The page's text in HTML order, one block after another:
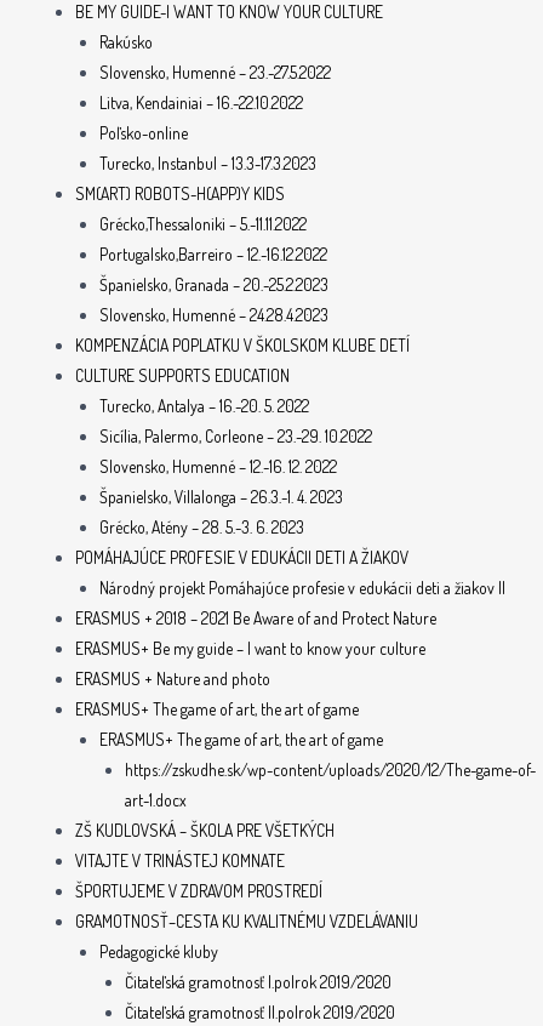
BE MY GUIDE-I WANT TO KNOW YOUR CULTURE
Rakúsko
Slovensko, Humenné – 23.-27.5.2022
Litva, Kendainiai – 16.-22.10.2022
Poľsko-online
Turecko, Instanbul – 13.3-17.3.2023
SM(ART) ROBOTS-H(APP)Y KIDS
Grécko,Thessaloniki – 5.-11.11.2022
Portugalsko,Barreiro – 12.-16.12.2022
Španielsko, Granada – 20.-25.2.2023
Slovensko, Humenné – 24.28.4.2023
KOMPENZÁCIA POPLATKU V ŠKOLSKOM KLUBE DETÍ
CULTURE SUPPORTS EDUCATION
Turecko, Antalya – 16.-20. 5. 2022
Sicília, Palermo, Corleone – 23.-29. 10.2022
Slovensko, Humenné – 12.-16. 12. 2022
Španielsko, Villalonga – 26.3.-1. 4. 2023
Grécko, Atény – 28. 5.-3. 6. 2023
POMÁHAJÚCE PROFESIE V EDUKÁCII DETI A ŽIAKOV
Národný projekt Pomáhajúce profesie v edukácii deti a žiakov II
ERASMUS + 2018 – 2021 Be Aware of and Protect Nature
ERASMUS+ Be my guide – I want to know your culture
ERASMUS + Nature and photo
ERASMUS+ The game of art, the art of game
ERASMUS+ The game of art, the art of game
https://zskudhe.sk/wp-content/uploads/2020/12/The-game-of-
art-1.docx
ZŠ KUDLOVSKÁ – ŠKOLA PRE VŠETKÝCH
VITAJTE V TRINÁSTEJ KOMNATE
ŠPORTUJEME V ZDRAVOM PROSTREDÍ
GRAMOTNOSŤ–CESTA KU KVALITNÉMU VZDELÁVANIU
Pedagogické kluby
Čitateľská gramotnosť I.polrok 2019/2020
Čitateľská gramotnosť II.polrok 2019/2020